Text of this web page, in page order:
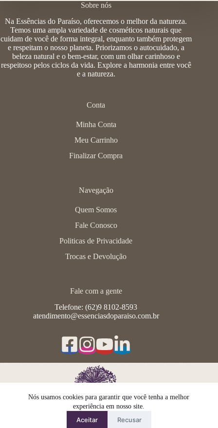
Nós usamos cookies para garantir que você tenha a melhor
experiência em nosso site.
Aceitar Recusar
Sobre nós
Na Essências do Paraíso, oferecemos o melhor da natureza.
Temos uma ampla variedade de cosméticos naturais que
cuidam de você de forma integral, enquanto também protegem
e respeitam o nosso planeta. Priorizamos o autocuidado, a
beleza natural e o bem-estar, com um olhar carinhoso e
respeitoso pelos ciclos da vida. Explore a harmonia entre você
e a natureza.
Conta
Minha Conta
Meu Carrinho
Finalizar Compra
Navegação
Quem Somos
Fale Conosco
Politicas de Privacidade
Trocas e Devolução
Fale com a gente
Telefone: (62)9 8102-8593
atendimento@essenciasdoparaiso.com.br
Copyright © 2026 - Todos os direitos reservados a Essências